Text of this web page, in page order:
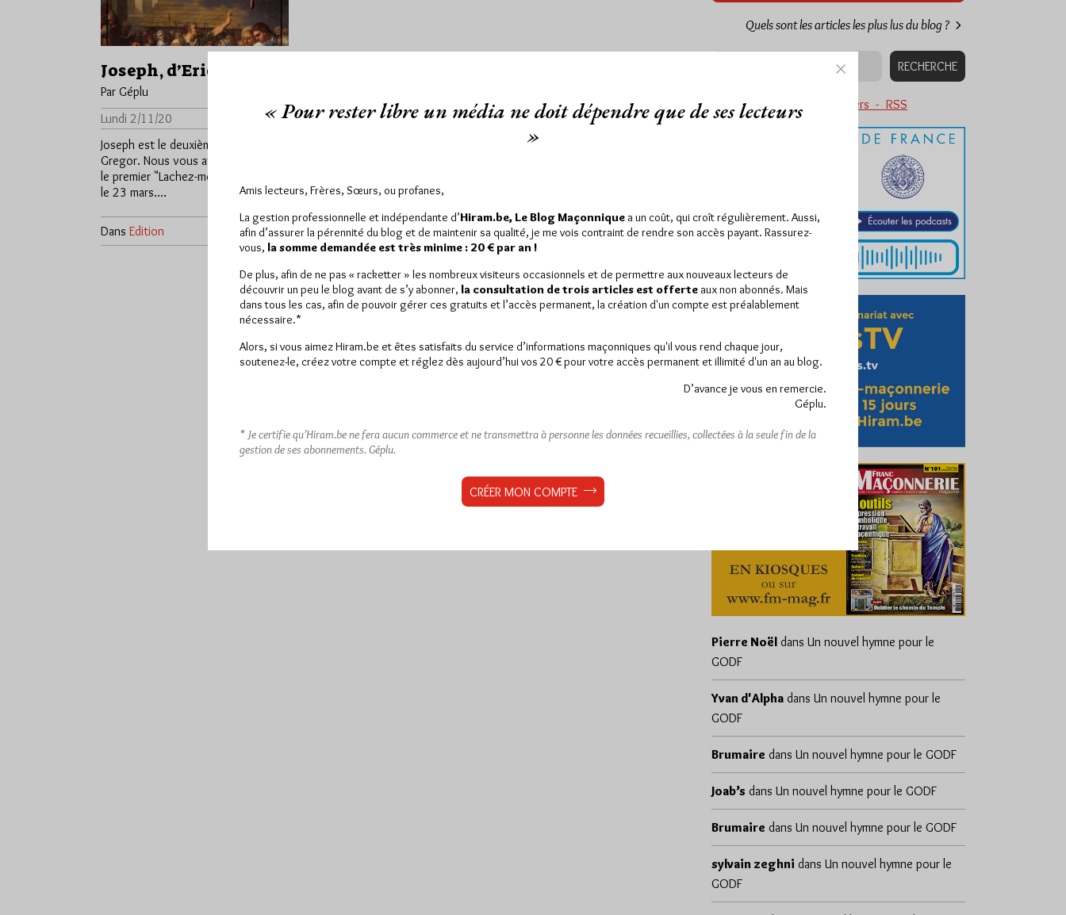
Joseph, d’Eric Gregor
Par Géplu
Lundi 2/11/20
Lu 4219 fois
Joseph est le deuxième livre d'Eric
Gregor. Nous vous avions présenté
le premier "Lachez-moi le Tablier" ici
le 23 mars.…
Dans Edition 1 commentaire
Quels sont les articles les plus lus du blog ?
Abonnement aux Newsletters - RSS
Pierre Noël dans Un nouvel hymne pour le
GODF
Yvan d'Alpha dans Un nouvel hymne pour le
GODF
Brumaire dans Un nouvel hymne pour le GODF
Joab’s dans Un nouvel hymne pour le GODF
Brumaire dans Un nouvel hymne pour le GODF
sylvain zeghni dans Un nouvel hymne pour le
GODF
« Pour rester libre un média ne doit dépendre que de ses lecteurs
»
Amis lecteurs, Frères, Sœurs, ou profanes,
La gestion professionnelle et indépendante d’Hiram.be, Le Blog Maçonnique a un coût, qui croît régulièrement. Aussi,
afin d’assurer la pérennité du blog et de maintenir sa qualité, je me vois contraint de rendre son accès payant. Rassurez-
vous, la somme demandée est très minime : 20 € par an !
De plus, afin de ne pas « racketter » les nombreux visiteurs occasionnels et de permettre aux nouveaux lecteurs de
découvrir un peu le blog avant de s’y abonner, la consultation de trois articles est offerte aux non abonnés. Mais
dans tous les cas, afin de pouvoir gérer ces gratuits et l’accès permanent, la création d'un compte est préalablement
nécessaire.*
Alors, si vous aimez Hiram.be et êtes satisfaits du service d’informations maçonniques qu'il vous rend chaque jour,
soutenez-le, créez votre compte et réglez dès aujourd’hui vos 20 € pour votre accès permanent et illimité d'un an au blog.
D’avance je vous en remercie.
Géplu.
* Je certifie qu’Hiram.be ne fera aucun commerce et ne transmettra à personne les données recueillies, collectées à la seule fin de la
gestion de ses abonnements. Géplu.
CRÉER MON COMPTE